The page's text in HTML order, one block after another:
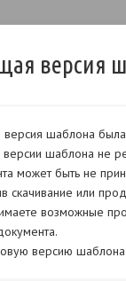
версия
версия шаблона
шаблона не
может быть не
скачивание или
возможные
версию